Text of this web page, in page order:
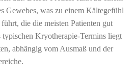
Gewebes, was zu einem Kältegefühl
die die meisten Patienten gut
typischen Kryotherapie-Termins liegt
abhängig vom Ausmaß und der